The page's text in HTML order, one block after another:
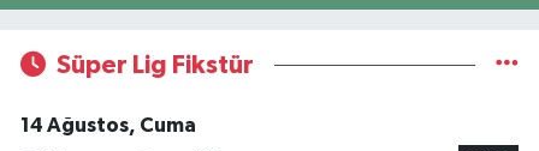
Süper Lig Fikstür
14 Ağustos, Cuma